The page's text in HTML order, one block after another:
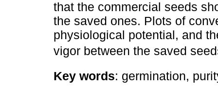
that the commercial seeds
the saved ones. Plots of
physiological potential, and
vigor between the saved
Key words: germination,